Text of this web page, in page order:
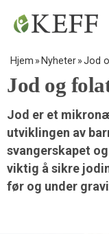
Hjem Nyheter Jod
Jod og
Jod er et
utviklingen av
svangerskapet
viktig å sikre
før og under